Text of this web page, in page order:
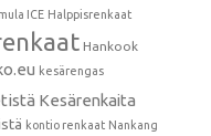
ICE Halppisrenkaat
Hankook
kesärengas
Kesärenkaita
kontio renkaat Nankang